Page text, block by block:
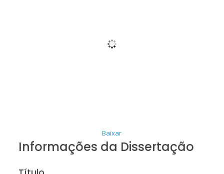
Baixar
Informações da Dissertação